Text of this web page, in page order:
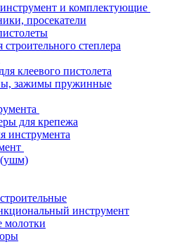
и комплектующие
просекатели
степлера
клеевого пистолета
зажимы пружинные
для крепежа
инструмента
(ушм)
инструмент
молотки